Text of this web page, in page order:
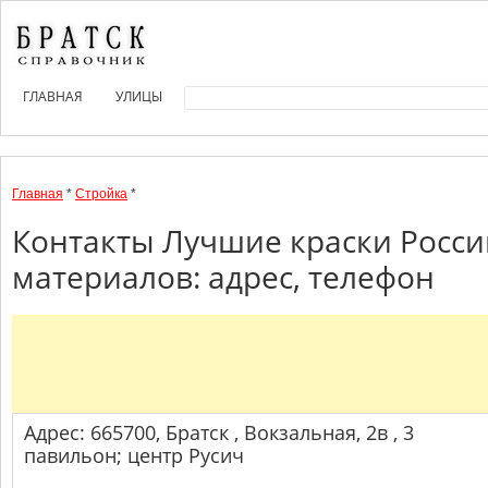
ГЛАВНАЯ УЛИЦЫ
Главная * Стройка *
Контакты Лучшие краски
материалов: адрес, телефон
Адрес: 665700, Братск , Вокзальная, 2в , 3
павильон; центр Русич